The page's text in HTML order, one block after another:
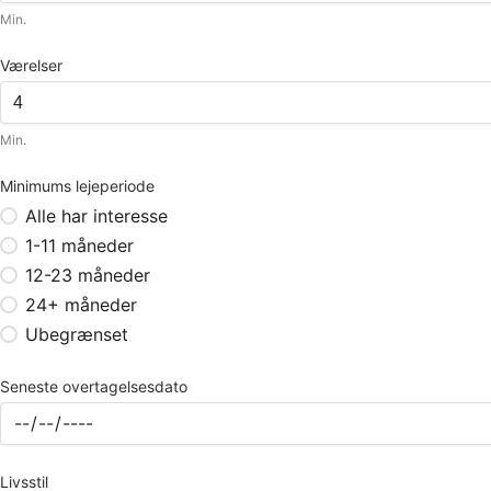
Min.
Værelser
Min.
Minimums lejeperiode
Alle har interesse
1-11 måneder
12-23 måneder
24+ måneder
Ubegrænset
Seneste overtagelsesdato
Livsstil